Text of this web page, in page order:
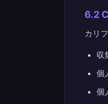
6.2
カリ
収
個
個